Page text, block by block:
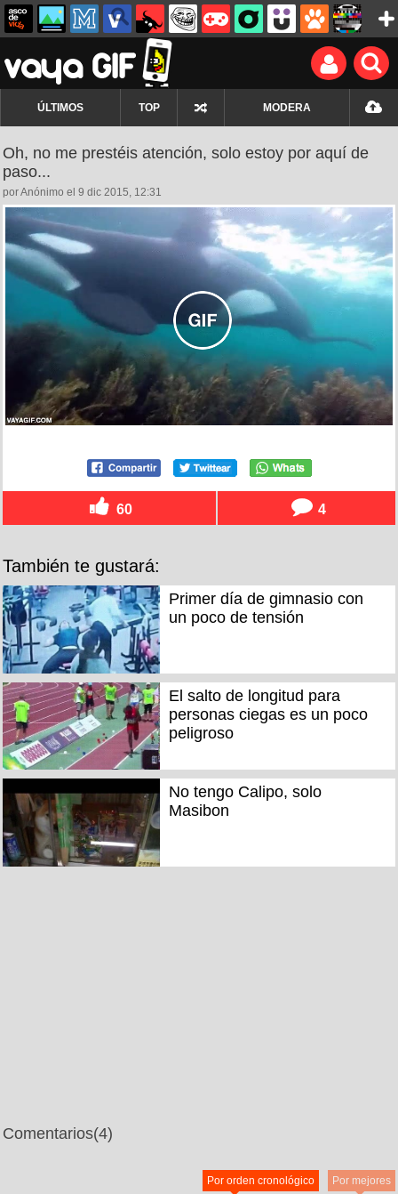
ÚLTIMOS TOP MODERA
Oh, no me prestéis atención, solo estoy por aquí de
paso...
por Anónimo el 9 dic 2015, 12:31
60 4
También te gustará:
Primer día de gimnasio con
un poco de tensión
El salto de longitud para
personas ciegas es un poco
peligroso
No tengo Calipo, solo
Masibon
Comentarios(4)
Por mejores
Por orden cronológico